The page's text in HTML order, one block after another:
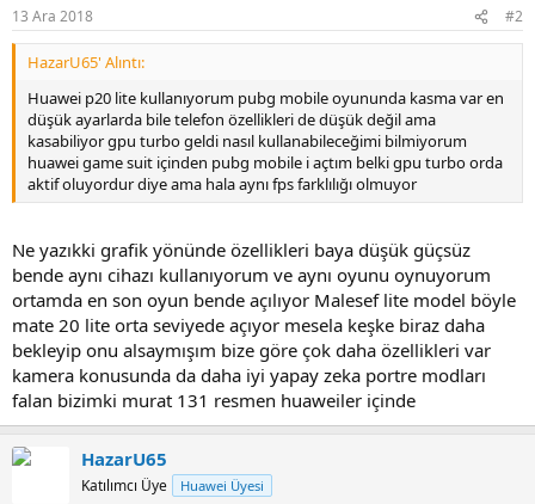
13 Ara 2018 #2
HazarU65' Alıntı:
Huawei p20 lite kullanıyorum pubg mobile oyununda kasma var en
düşük ayarlarda bile telefon özellikleri de düşük değil ama
kasabiliyor gpu turbo geldi nasıl kullanabileceğimi bilmiyorum
huawei game suit içinden pubg mobile i açtım belki gpu turbo orda
aktif oluyordur diye ama hala aynı fps farklılığı olmuyor
Ne yazıkki grafik yönünde özellikleri baya düşük güçsüz
bende aynı cihazı kullanıyorum ve aynı oyunu oynuyorum
ortamda en son oyun bende açılıyor Malesef lite model böyle
mate 20 lite orta seviyede açıyor mesela keşke biraz daha
bekleyip onu alsaymışım bize göre çok daha özellikleri var
kamera konusunda da daha iyi yapay zeka portre modları
falan bizimki murat 131 resmen huaweiler içinde
HazarU65
Katılımcı Üye Huawei Üyesi